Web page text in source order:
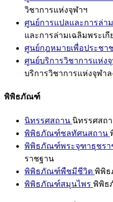
วิชาการแห่งจุฬาฯ
ศูนย์การแปลและการล่า
และการล่ามเฉลิมพระเกี
ศูนย์กฎหมายเพื่อประชา
ศูนย์บริการวิชาการแห่ง
บริการวิชาการแห่งจุฬา
พิพิธภัณฑ์
นิทรรศสถาน นิทรรศสถ
พิพิธภัณฑ์ชลทัศนสถาน
พิพิธภัณฑ์พระจุฑาธุชรา
ราชฐาน
พิพิธภัณฑ์พืชมีชีวิต พิพิ
พิพิธภัณฑ์สมุนไพร พิพิธ